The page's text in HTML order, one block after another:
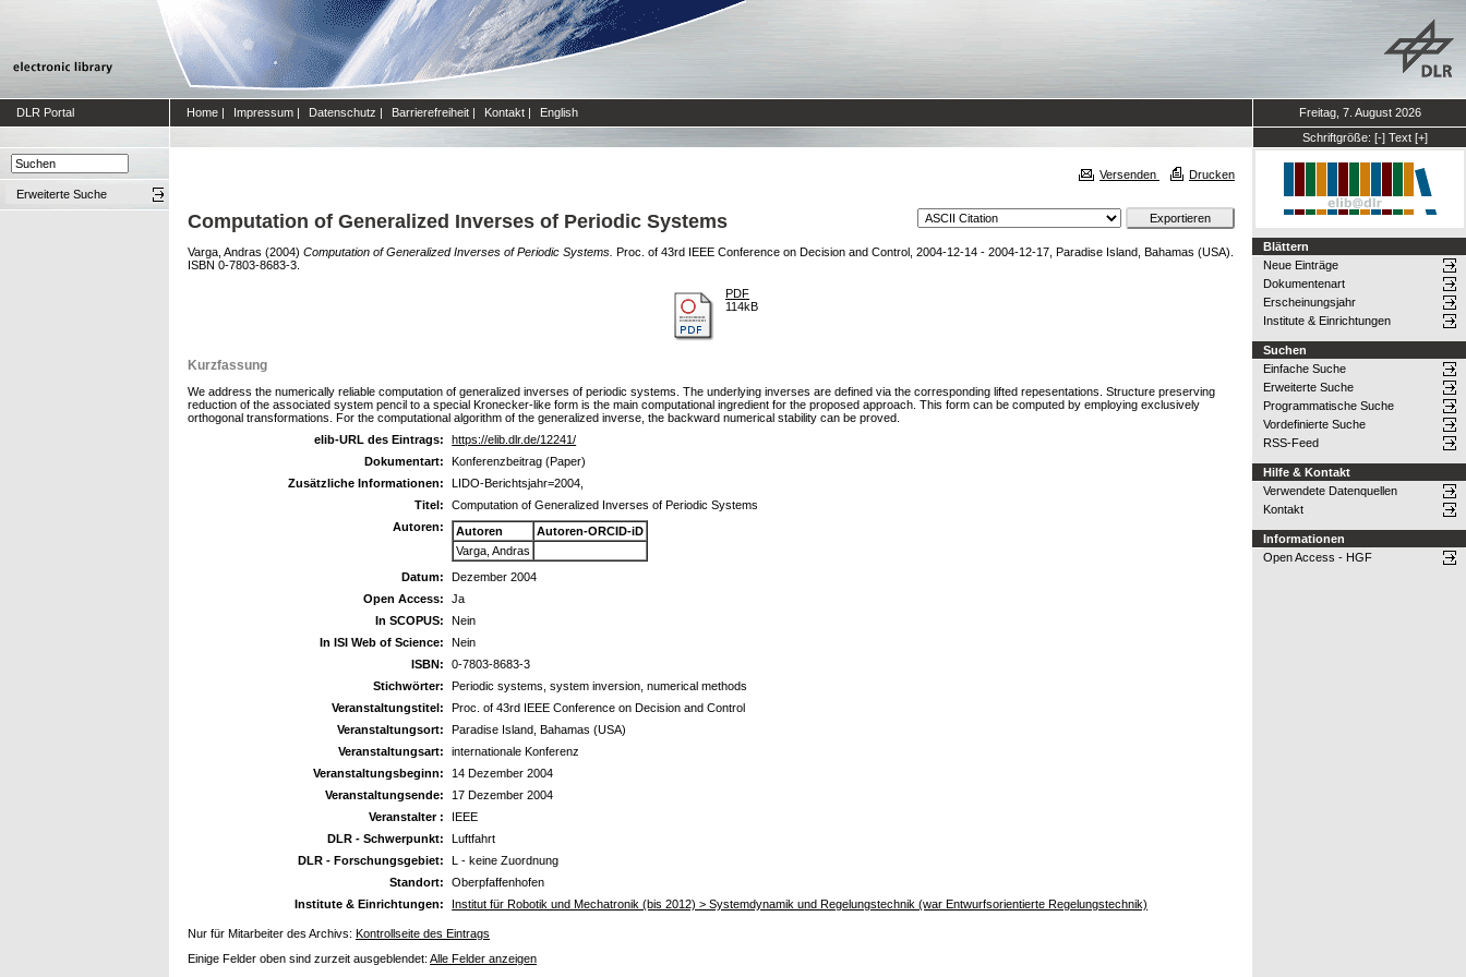
DLR Portal Home | Impressum | Datenschutz | Barrierefreiheit | Kontakt | English
Freitag, 7. August 2026
Schriftgröße: [-] Text [+]
Erweiterte Suche
Versenden Drucken
Computation of Generalized Inverses of Periodic Systems
Varga, Andras (2004) Computation of Generalized Inverses of Periodic Systems. Proc. of 43rd IEEE Conference on Decision and Control, 2004-12-14 - 2004-12-17, Paradise Island, Bahamas (USA).
ISBN 0-7803-8683-3.
PDF
114kB
Kurzfassung
We address the numerically reliable computation of generalized inverses of periodic systems. The underlying inverses are defined via the corresponding lifted repesentations. Structure preserving
reduction of the associated system pencil to a special Kronecker-like form is the main computational ingredient for the proposed approach. This form can be computed by employing exclusively
orthogonal transformations. For the computational algorithm of the generalized inverse, the backward numerical stability can be proved.
elib-URL des Eintrags:
https://elib.dlr.de/12241/
Dokumentart:
Konferenzbeitrag (Paper)
Zusätzliche Informationen:
LIDO-Berichtsjahr=2004,
Titel:
Computation of Generalized Inverses of Periodic Systems
Autoren:
Autoren
Autoren-ORCID-iD
Varga, Andras
Datum:
Dezember 2004
Open Access:
Ja
In SCOPUS:
Nein
In ISI Web of Science:
Nein
ISBN:
0-7803-8683-3
Stichwörter:
Periodic systems, system inversion, numerical methods
Veranstaltungstitel:
Proc. of 43rd IEEE Conference on Decision and Control
Veranstaltungsort:
Paradise Island, Bahamas (USA)
Veranstaltungsart:
internationale Konferenz
Veranstaltungsbeginn:
14 Dezember 2004
Veranstaltungsende:
17 Dezember 2004
Veranstalter :
IEEE
DLR - Schwerpunkt:
Luftfahrt
DLR - Forschungsgebiet:
L - keine Zuordnung
Standort:
Oberpfaffenhofen
Institute & Einrichtungen:
Institut für Robotik und Mechatronik (bis 2012) > Systemdynamik und Regelungstechnik (war Entwurfsorientierte Regelungstechnik)
Nur für Mitarbeiter des Archivs: Kontrollseite des Eintrags
Einige Felder oben sind zurzeit ausgeblendet: Alle Felder anzeigen
Blättern
Neue Einträge
Dokumentenart
Erscheinungsjahr
Institute & Einrichtungen
Suchen
Einfache Suche
Erweiterte Suche
Programmatische Suche
Vordefinierte Suche
RSS-Feed
Hilfe & Kontakt
Verwendete Datenquellen
Kontakt
Informationen
Open Access - HGF